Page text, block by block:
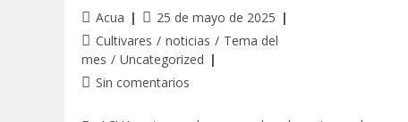
Acua
25 de mayo de 2025
Cultivares / noticias / Tema del
mes / Uncategorized
Sin comentarios